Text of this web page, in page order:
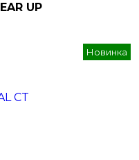
UP
Новинка